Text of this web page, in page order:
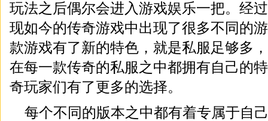
玩法之后偶尔会进入游戏娱乐一把。经
现如今的传奇游戏中出现了很多不同的
款游戏有了新的特色，就是私服足够多
在每一款传奇的私服之中都拥有自己的
奇玩家们有了更多的选择。
每个不同的版本之中都有着专属于自